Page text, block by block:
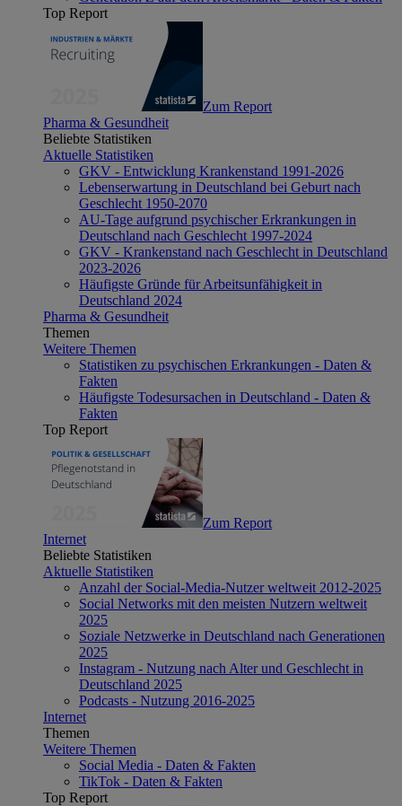
Top Report
Zum Report
Pharma & Gesundheit
Beliebte Statistiken
Aktuelle Statistiken
GKV - Entwicklung Krankenstand 1991-2026
Lebenserwartung in Deutschland bei Geburt nach
Geschlecht 1950-2070
AU-Tage aufgrund psychischer Erkrankungen in
Deutschland nach Geschlecht 1997-2024
GKV - Krankenstand nach Geschlecht in Deutschland
2023-2026
Häufigste Gründe für Arbeitsunfähigkeit in
Deutschland 2024
Pharma & Gesundheit
Themen
Weitere Themen
Statistiken zu psychischen Erkrankungen - Daten &
Fakten
Häufigste Todesursachen in Deutschland - Daten &
Fakten
Top Report
Zum Report
Internet
Beliebte Statistiken
Aktuelle Statistiken
Anzahl der Social-Media-Nutzer weltweit 2012-2025
Social Networks mit den meisten Nutzern weltweit
2025
Soziale Netzwerke in Deutschland nach Generationen
2025
Instagram - Nutzung nach Alter und Geschlecht in
Deutschland 2025
Podcasts - Nutzung 2016-2025
Internet
Themen
Weitere Themen
Social Media - Daten & Fakten
TikTok - Daten & Fakten
Top Report